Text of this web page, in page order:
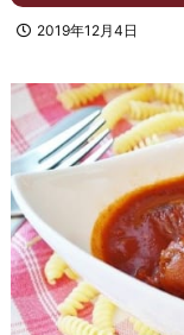
2019年12月4日